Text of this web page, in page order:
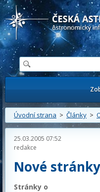
Česká astronomická
Úvodní strana > Články >
25.03.2005 07:52
redakce
Nové stránky
Stránky o